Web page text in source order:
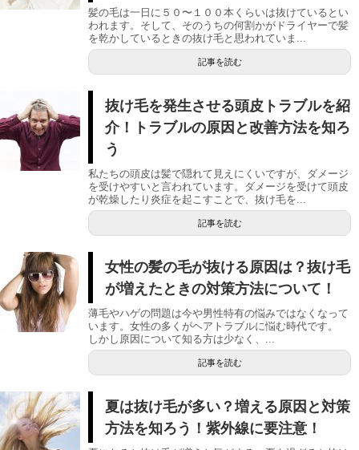
髪の毛は一日に５０〜１００本くらいは抜けているとい
われます。そして、そのうちの何割かがドライヤーで髪
を乾かしているときの抜け毛と思われていま...
記事を読む
抜け毛を発生させる頭皮トラブルを紹
介！トラブルの原因と改善方法を知ろ
う
私たちの頭皮は髪で隠れて見えにくいですが、ダメージ
を受けやすいと言われています。ダメージを受けて頭皮
が乾燥したり炎症を起こすことで、抜け毛を...
記事を読む
女性の髪の毛が抜ける原因は？抜け毛
が増えたときの対策方法について！
薄毛やハゲの問題は今や男性特有の悩みではなくなって
います。女性の多くがヘアトラブルに悩む時代です。
しかし原因について知る方は少なく、...
記事を読む
夏は抜け毛が多い？増える原因と対策
方法を知ろう！紫外線に要注意！